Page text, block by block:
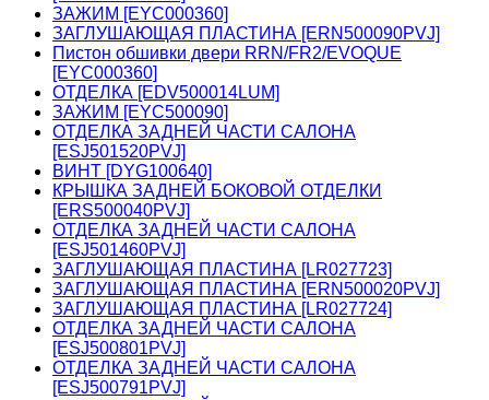
ЗАЖИМ [EYC000360]
ЗАГЛУШАЮЩАЯ ПЛАСТИНА [ERN500090PVJ]
Пистон обшивки двери RRN/FR2/EVOQUE
[EYC000360]
ОТДЕЛКА [EDV500014LUM]
ЗАЖИМ [EYC500090]
ОТДЕЛКА ЗАДНЕЙ ЧАСТИ САЛОНА
[ESJ501520PVJ]
ВИНТ [DYG100640]
КРЫШКА ЗАДНЕЙ БОКОВОЙ ОТДЕЛКИ
[ERS500040PVJ]
ОТДЕЛКА ЗАДНЕЙ ЧАСТИ САЛОНА
[ESJ501460PVJ]
ЗАГЛУШАЮЩАЯ ПЛАСТИНА [LR027723]
ЗАГЛУШАЮЩАЯ ПЛАСТИНА [ERN500020PVJ]
ЗАГЛУШАЮЩАЯ ПЛАСТИНА [LR027724]
ОТДЕЛКА ЗАДНЕЙ ЧАСТИ САЛОНА
[ESJ500801PVJ]
ОТДЕЛКА ЗАДНЕЙ ЧАСТИ САЛОНА
[ESJ500791PVJ]